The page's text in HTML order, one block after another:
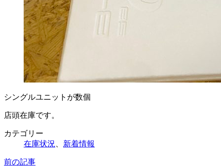
シングルユニットが数個
店頭在庫です。
カテゴリー
在庫状況、 新着情報
前の記事